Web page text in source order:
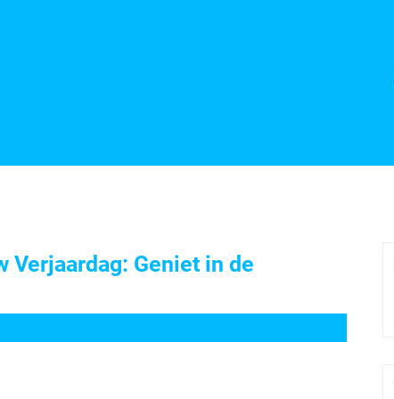
Verjaardag: Geniet in de